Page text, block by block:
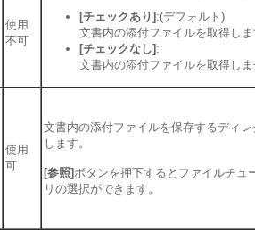
使用
不可
[チェックあり] :(デフォルト)
文書内の添付ファイルを取得し
[チェックなし] :
文書内の添付ファイルを取得し
使用
可
文書内の添付ファイルを保存するディ
します。
[参照]ボタンを押下するとファイルチュ
リの選択ができます。